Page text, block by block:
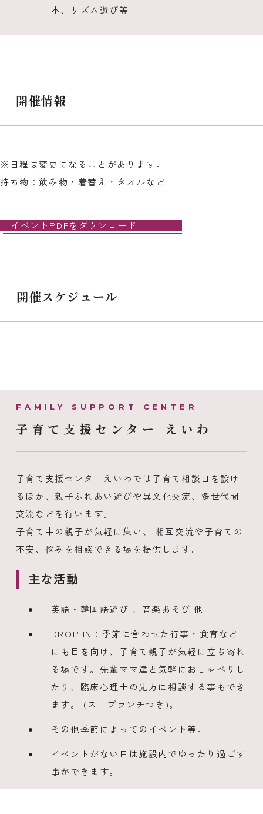
本、リズム遊び等
開催情報
※日程は変更になることがあります。
持ち物：飲み物・着替え・タオルなど
イベントPDFをダウンロード
開催スケジュール
子育て支援センター えいわ
子育て支援センターえいわでは子育て相談日を設け
るほか、親子ふれあい遊びや異文化交流、多世代間
交流などを行います。
子育て中の親子が気軽に集い、 相互交流や子育ての
不安、悩みを相談できる場を提供します。
主な活動
英語・韓国語遊び 、音楽あそび 他
DROP IN：季節に合わせた行事・食育など
にも目を向け、子育て親子が気軽に立ち寄れ
る場です。先輩ママ達と気軽におしゃべりし
たり、臨床心理士の先方に相談する事もでき
ます。 (スープランチつき)。
その他季節によってのイベント等。
イベントがない日は施設内でゆったり過ごす
事ができます。